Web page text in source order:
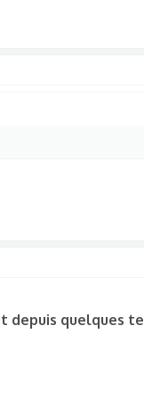
depuis quelques